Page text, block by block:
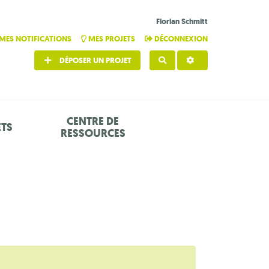
Florian Schmitt
NOTIFICATIONS
MES PROJETS DÉCONNEXION
RECHERCHER
DÉPOSER UN PROJET
CENTRE DE
RESSOURCES